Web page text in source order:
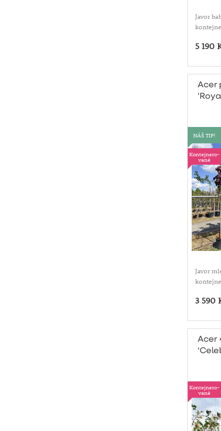
Javor
5 190
Acer
NÁŠ TIP!
Kontejnero-
vané
Javor
3 590
Acer
Kontejnero-
vané